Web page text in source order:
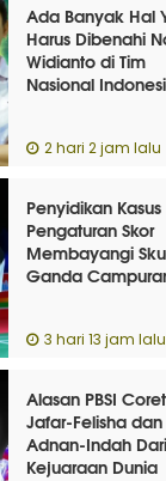
Ada Banyak Hal
Harus Dibenahi
Widianto di Tim
Nasional
2 hari 2 jam lalu
Penyidikan Kasus
Pengaturan Skor
Membayangi
Ganda
3 hari 13 jam lalu
Alasan PBSI Coret
Jafar-Felisha dan
Adnan-Indah Dari
Kejuaraan Dunia